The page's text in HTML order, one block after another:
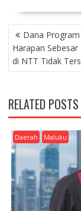
P
O
S
T
A
V
I
G
A
O
N
Dana
Harapan
di NTT Tidak
RELATED POSTS
Daerah Maluku